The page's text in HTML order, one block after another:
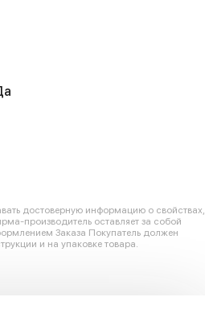
достоверную информацию о свойствах,
производитель оставляет за собой
Заказа Покупатель должен
и на упаковке товара.